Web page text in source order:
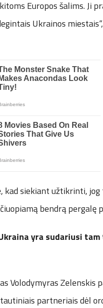
Europos šalims. Ji
Ukrainos
kad siekiant užtikrinti,
bendrą pergalę
yra sudariusi
Volodymyras Zelenskis
partneriais dėl